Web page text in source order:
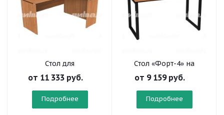
Стол для
преподавателя угловой
«Альма-1»
от 11 333 руб.
Подробнее
Стол «Форт-4» на
прямоугольной трубе
от 9 159 руб.
Подробнее